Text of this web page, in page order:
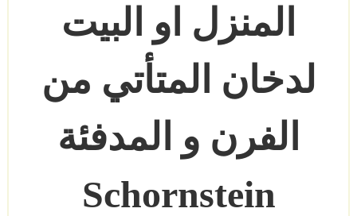
المنزل او البيت
لدخان المتأتي من
الفرن و المدفئة
Schornstein